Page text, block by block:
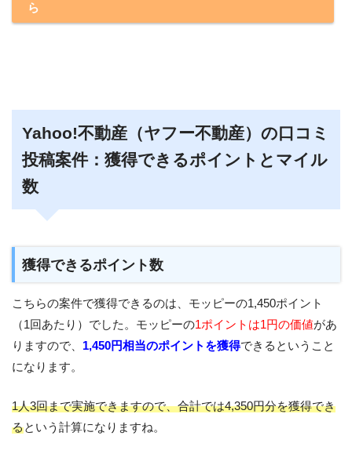
ら
Yahoo!不動産（ヤフー不動産）の口コミ
投稿案件：獲得できるポイントとマイル
数
獲得できるポイント数
こちらの案件で獲得できるのは、モッピーの1,450ポイント
（1回あたり）でした。モッピーの1ポイントは1円の価値があ
りますので、 1,450円相当のポイントを獲得できるということ
になります。
1人3回まで実施できますので、合計では4,350円分を獲得でき
るという計算になりますね。